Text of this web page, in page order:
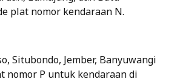
plat nomor kendaraan N.
Situbondo, Jember, Banyuwangi
nomor P untuk kendaraan di